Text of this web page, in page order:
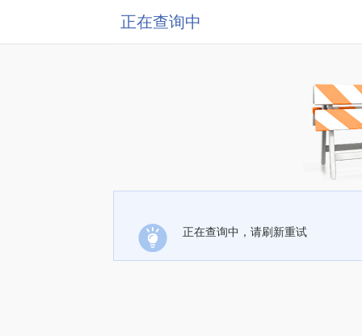
正在查询中
正在查询中，请刷新重试